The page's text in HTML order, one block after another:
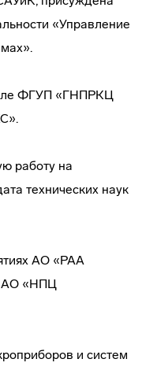
«Управление
ФГУП «ГНПРКЦ
работу на
технических наук
АО «РАА
АО «НПЦ
и систем